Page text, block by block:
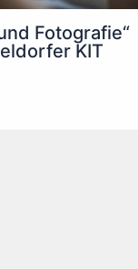
Fotografie“
KIT